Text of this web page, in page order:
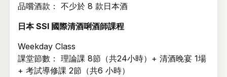
品嚐酒款： 不少於 8 款日本酒
日本 SSI 國際清酒唎酒師課程
Weekday Class
課堂節數： 理論課 8節（共24小時）+ 清酒晚宴 1場
+ 考試導修課 2節（共6 小時）